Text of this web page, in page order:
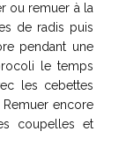
ou remuer à la
de radis puis
pendant une
le temps
les cebettes
encore
coupelles et